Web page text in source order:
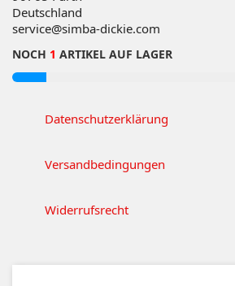
Deutschland
service@simba-dickie.com
NOCH 1 ARTIKEL AUF LAGER
Datenschutzerklärung
Versandbedingungen
Widerrufsrecht